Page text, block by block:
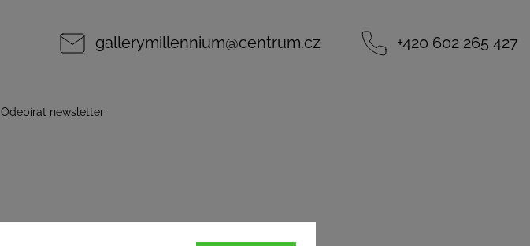
gallerymillennium@centrum.cz +420 602 265 427
Odebírat newsletter